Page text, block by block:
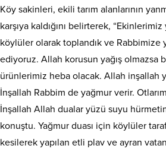
Köy sakinleri, ekili tarım alanlarının
karşıya kaldığını belirterek,
köylüler olarak toplandık ve Rabbimize
ediyoruz. Allah korusun yağış olmazsa
ürünlerimiz heba olacak. Allah inşallah
İnşallah Rabbim de yağmur verir.
İnşallah Allah dualar yüzü suyu
konuştu. Yağmur duası için köylüler
kesilerek yapılan etli plav ve ayran